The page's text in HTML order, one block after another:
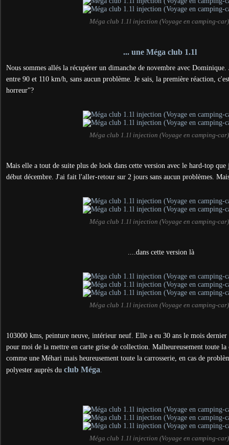
Méga club 1.1l injection (Voyage en camping-car)
... une Méga club 1.1l
Nous sommes allés la récupérer un dimanche de novembre avec
entre 90 et 110 km/h, sans aucun problème. Je sais, la première réaction,
horreur"?
Méga club 1.1l injection (Voyage en camping-car)
Mais elle a tout de suite plus de look dans cette version avec le hard-top
début décembre. J'ai fait l'aller-retour sur 2 jours sans aucun problèmes.
Méga club 1.1l injection (Voyage en camping-car)
....dans cette version là
Méga club 1.1l injection (Voyage en camping-car)
103000 kms, peinture neuve, intérieur neuf. Elle a eu 30 ans le mois
pour moi de la mettre en carte grise de collection. Malheureusement toute la
comme une Méhari mais heureusement toute la carrosserie, en cas de
polyester auprès du club Méga.
Méga club 1.1l injection (Voyage en camping-car)